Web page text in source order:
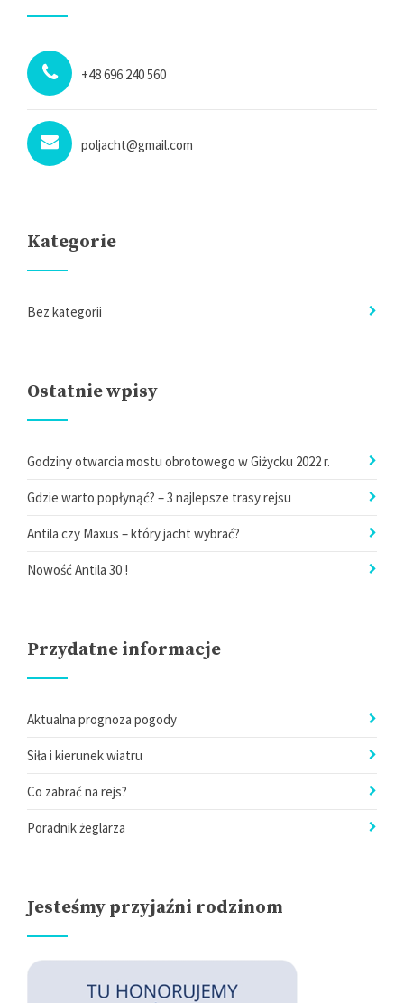
+48 696 240 560
poljacht@gmail.com
Kategorie
Bez kategorii
Ostatnie wpisy
Godziny otwarcia mostu obrotowego w Giżycku 2022 r.
Gdzie warto popłynąć? – 3 najlepsze trasy rejsu
Antila czy Maxus – który jacht wybrać?
Nowość Antila 30 !
Przydatne informacje
Aktualna prognoza pogody
Siła i kierunek wiatru
Co zabrać na rejs?
Poradnik żeglarza
Jesteśmy przyjaźni rodzinom